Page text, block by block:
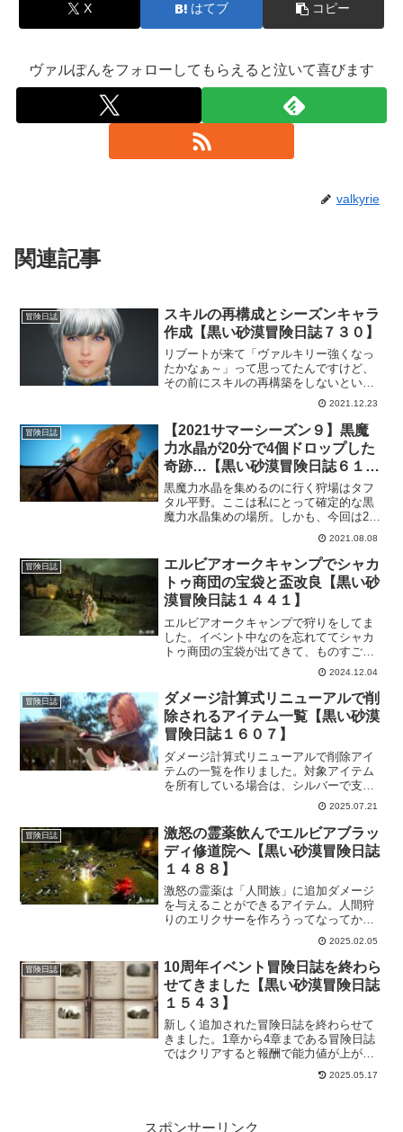
X はてブ コピー
ヴァルぽんをフォローしてもらえると泣いて喜びます
valkyrie
関連記事
冒険日誌
スキルの再構成とシーズンキャラ
作成【黒い砂漠冒険日誌７３０】
リブートが来て「ヴァルキリー強くなっ
たかなぁ～」って思ってたんですけど、
その前にスキルの再構築をしないといけ
ない事に気づきました。初期化しなくて
もよかったのに。でも久しぶりにスキル
の見直しって部分ではよかったとも思い
ます。そして、シーズンキャラも作成し
ました。
2021.12.23
冒険日誌
【2021サマーシーズン９】黒魔
力水晶が20分で4個ドロップした
奇跡…【黒い砂漠冒険日誌６１
９】
黒魔力水晶を集めるのに行く狩場はタフ
タル平野。ここは私にとって確定的な黒
魔力水晶集めの場所。しかも、今回は20
分で4個ドロップするという奇跡が…。ま
さかのラッキーに自分が一番驚いてます
ｗでもやっぱりそうそう上手くいくもの
でもなくその後は渋かったです。
2021.08.08
冒険日誌
エルビアオークキャンプでシャカ
トゥ商団の宝袋と盃改良【黒い砂
漠冒険日誌１４４１】
エルビアオークキャンプで狩りをしてま
した。イベント中なのを忘れててシャカ
トゥ商団の宝袋が出てきて、ものすごく
特した気分になれましたｗツングラドイ
ヤリングの改良もしてさらに狩りが楽に
なってきたので、より楽しくなりまし
た。
2024.12.04
冒険日誌
ダメージ計算式リニューアルで削
除されるアイテム一覧【黒い砂漠
冒険日誌１６０７】
ダメージ計算式リニューアルで削除アイ
テムの一覧を作りました。対象アイテム
を所有している場合は、シルバーで支給
されるそうです。今の間に見直して対策
しておいた方がいいのかもしれません。
その対策の為にメモとして役に立つとい
いな。
2025.07.21
冒険日誌
激怒の霊薬飲んでエルビアブラッ
ディ修道院へ【黒い砂漠冒険日誌
１４８８】
激怒の霊薬は「人間族」に追加ダメージ
を与えることができるアイテム。人間狩
りのエリクサーを作ろうってなってか
ら、いろいろ調べてたんですけど、激怒
の霊薬の方が使えそうって思ったので、
作って実践投入という訳です！思いのほ
か狩りが捗ってます！
2025.02.05
冒険日誌
10周年イベント冒険日誌を終わら
せてきました【黒い砂漠冒険日誌
１５４３】
新しく追加された冒険日誌を終わらせて
きました。1章から4章まである冒険日誌
ではクリアすると報酬で能力値が上がる
仕様なので、ぜひともクリアしておきた
いですね。それぞれの章を攻略していき
2025.05.17
スポンサーリンク